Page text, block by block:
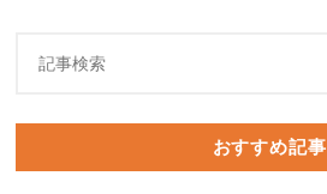
おすすめ記事